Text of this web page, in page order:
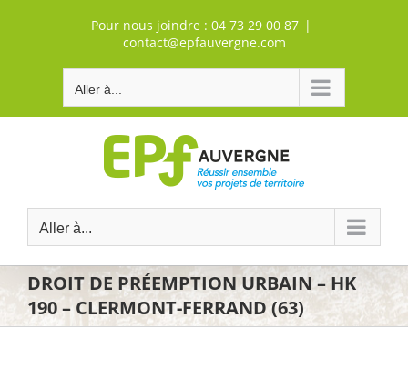
Pour nous joindre : 04 73 29 00 87 |
contact@epfauvergne.com
Aller à...
Aller à...
DROIT DE PRÉEMPTION URBAIN – HK
190 – CLERMONT-FERRAND (63)